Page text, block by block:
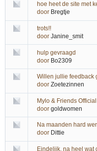
hoe heet de site met
door Bregtje
trots!!
door Janine_smit
hulp gevraagd
door Bo2309
Willen jullie feedback
door Zoetezinnen
Mylo & Friends
door goldwomen
Na maanden hard
door Dittie
Eindelijk, na heel wat